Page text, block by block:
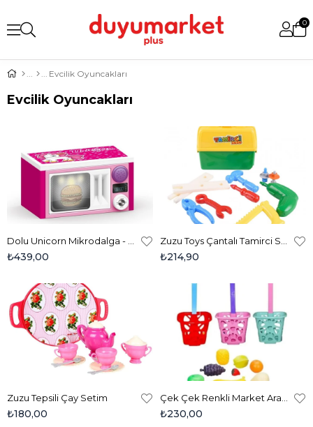
0
Evcilik Oyuncakları
Evcilik Oyuncakları
₺439,00 ₺214,90
Zuzu Tepsili Çay Setim
₺180,00 ₺230,00